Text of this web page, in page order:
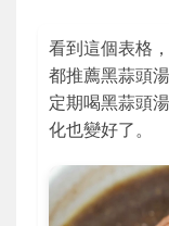
看到這個表格
都推薦黑蒜頭
定期喝黑蒜頭
化也變好了。